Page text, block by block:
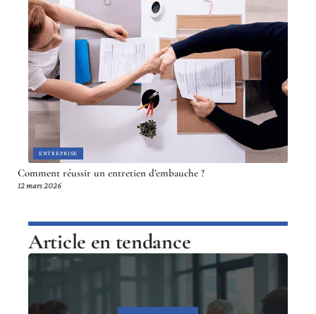
ENTREPRISE
Comment réussir un entretien d’embauche ?
12 mars 2026
Article en tendance